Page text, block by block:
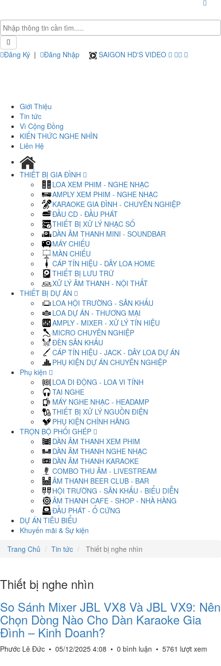
Đăng Ký | Đăng Nhập SAIGON HD'S VIDEO
Giới Thiệu
Tin tức
Vì Cộng Đồng
KIẾN THỨC NGHE NHÌN
Liên Hệ
THIẾT BỊ GIA ĐÌNH
LOA XEM PHIM - NGHE NHẠC
AMPLY XEM PHIM - NGHE NHẠC
KARAOKE GIA ĐÌNH - CHUYÊN NGHIỆP
ĐẦU CD - ĐẦU PHÁT
THIẾT BỊ XỬ LÝ NHẠC SỐ
DÀN ÂM THANH MINI - SOUNDBAR
MÁY CHIẾU
MÀN CHIẾU
CÁP TÍN HIỆU - DÂY LOA HOME
THIẾT BỊ LƯU TRỮ
XỬ LÝ ÂM THANH - NỘI THẤT
THIẾT BỊ DỰ ÁN
LOA HỘI TRƯỜNG - SÂN KHẤU
LOA DỰ ÁN - THƯƠNG MẠI
AMPLY - MIXER - XỬ LÝ TÍN HIỆU
MICRO CHUYÊN NGHIỆP
ĐÈN SÂN KHẤU
CÁP TÍN HIỆU - JACK - DÂY LOA DỰ ÁN
PHỤ KIỆN DỰ ÁN CHUYÊN NGHIỆP
Phụ kiện
LOA DI ĐỘNG - LOA VI TÍNH
TAI NGHE
MÁY NGHE NHẠC - HEADAMP
THIẾT BỊ XỬ LÝ NGUỒN ĐIỆN
PHỤ KIỆN CHÍNH HÃNG
TRỌN BỘ PHỐI GHÉP
DÀN ÂM THANH XEM PHIM
DÀN ÂM THANH NGHE NHẠC
DÀN ÂM THANH KARAOKE
COMBO THU ÂM - LIVESTREAM
ÂM THANH BEER CLUB - BAR
HỘI TRƯỜNG - SÂN KHẤU - BIỂU DIỄN
ÂM THANH CAFE - SHOP - NHÀ HÀNG
ĐẦU PHÁT - Ổ CỨNG
DỰ ÁN TIÊU BIỂU
Khuyến mãi & Sự kiện
Trang Chủ
Tin tức Thiết bị nghe nhìn
Thiết bị nghe nhìn
So Sánh Mixer JBL VX8 Và JBL VX9: Nên
Chọn Dòng Nào Cho Dàn Karaoke Gia
Đình – Kinh Doanh?
Phước Lê Đức • 05/12/2025 4:08 • 0 bình luận • 5761 lượt xem